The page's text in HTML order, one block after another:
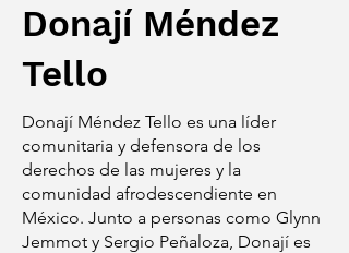
Donají Méndez
Tello
Donají Méndez Tello es una líder
comunitaria y defensora de los
derechos de las mujeres y la
comunidad afrodescendiente en
México. Junto a personas como Glynn
Jemmot y Sergio Peñaloza, Donají es